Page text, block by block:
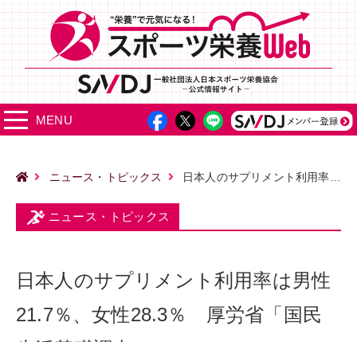
MENU
ニュース・トピックス 日本人のサプリメント利用率は男性21.7％、女性28.3％ 厚労省「国民生活基礎調査」
ニュース・トピックス
日本人のサプリメント利用率は男性
21.7％、女性28.3％ 厚労省「国民